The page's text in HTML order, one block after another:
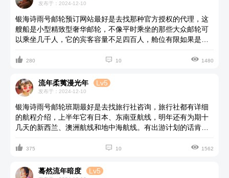
发布于：2024-12-10
银海诗雨号邮轮预订网站最好是去找那种官方授权的代理，这
艘船是小型精致型奢华邮轮，不像平时乘坐的那些大众邮轮可
以乘坐几千人，它的宾客容量不足四百人，舱位有限如果是旺
 280  10  1480
流年柔荑漫光年 Lv5
发布于：2024-12-10
银海诗雨号邮轮班期最好是去找旅行社咨询，旅行社都有详细
的航程介绍，上半年它有日本、东南亚航线，明年还有为期十
几天的新西兰、澳洲航线和地中海航线。有出游计划的话肯定
 375  10  1562
蓦然流年暗度 Lv5